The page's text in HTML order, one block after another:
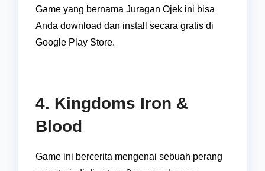
Game yang bernama Juragan Ojek ini bisa
Anda download dan install secara gratis di
Google Play Store.
4. Kingdoms Iron &
Blood
Game ini bercerita mengenai sebuah perang